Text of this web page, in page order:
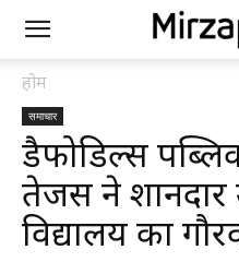
होम
समाचार
डैफोडिल्स
तेजस ने शानदार
विद्यालय का